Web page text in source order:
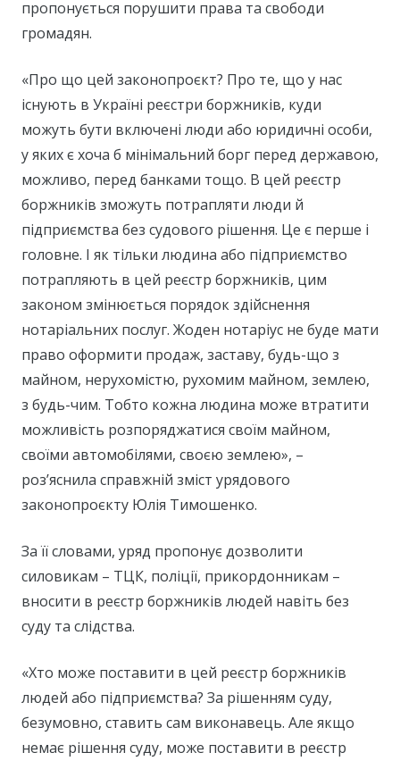
пропонується порушити права та свободи
громадян.
«Про що цей законопроєкт? Про те, що у нас
існують в Україні реєстри боржників, куди
можуть бути включені люди або юридичні особи,
у яких є хоча б мінімальний борг перед державою,
можливо, перед банками тощо. В цей реєстр
боржників зможуть потрапляти люди й
підприємства без судового рішення. Це є перше і
головне. І як тільки людина або підприємство
потрапляють в цей реєстр боржників, цим
законом змінюється порядок здійснення
нотаріальних послуг. Жоден нотаріус не буде мати
право оформити продаж, заставу, будь-що з
майном, нерухомістю, рухомим майном, землею,
з будь-чим. Тобто кожна людина може втратити
можливість розпоряджатися своїм майном,
своїми автомобілями, своєю землею», –
роз’яснила справжній зміст урядового
законопроєкту Юлія Тимошенко.
За її словами, уряд пропонує дозволити
силовикам – ТЦК, поліції, прикордонникам –
вносити в реєстр боржників людей навіть без
суду та слідства.
«Хто може поставити в цей реєстр боржників
людей або підприємства? За рішенням суду,
безумовно, ставить сам виконавець. Але якщо
немає рішення суду, може поставити в реєстр